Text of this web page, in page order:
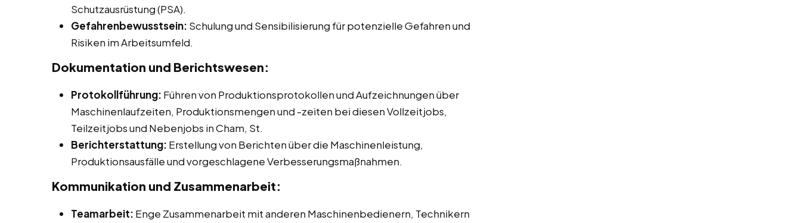
Schutzausrüstung (PSA).
Gefahrenbewusstsein: Schulung und Sensibilisierung für potenzielle Gefahren und
Risiken im Arbeitsumfeld.
Dokumentation und Berichtswesen:
Protokollführung: Führen von Produktionsprotokollen und Aufzeichnungen über
Maschinenlaufzeiten, Produktionsmengen und -zeiten bei diesen Vollzeitjobs,
Teilzeitjobs und Nebenjobs in Cham, St.
Berichterstattung: Erstellung von Berichten über die Maschinenleistung,
Produktionsausfälle und vorgeschlagene Verbesserungsmaßnahmen.
Kommunikation und Zusammenarbeit:
Teamarbeit: Enge Zusammenarbeit mit anderen Maschinenbedienern, Technikern